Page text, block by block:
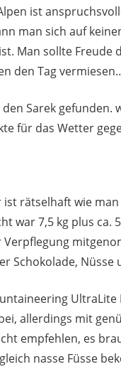
ist
man sich auf
Man sollte Freude
den Tag
Sarek gefunden.
für das Wetter
rätselhaft wie man
war 7,5 kg plus ca.
Schokolade,
allerdings mit
empfehlen, es
nasse Füsse